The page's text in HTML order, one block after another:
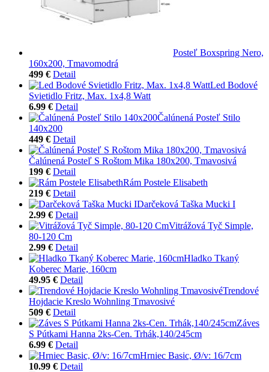
Posteľ Boxspring Nero,
160x200, Tmavomodrá
499 € Detail
Led Bodové
Svietidlo Fritz, Max. 1x4,8 Watt
6.99 € Detail
Čalúnená Posteľ Stilo
140x200
449 € Detail
Čalúnená Posteľ S Roštom Mika 180x200, Tmavosivá
199 € Detail
Rám Postele Elisabeth
219 € Detail
Darčeková Taška Mucki I
2.99 € Detail
Vitrážová Tyč Simple,
80-120 Cm
2.99 € Detail
Hladko Tkaný
Koberec Marie, 160cm
49.95 € Detail
Trendové
Hojdacie Kreslo Wohnling Tmavosivé
509 € Detail
Záves
S Pútkami Hanna 2ks-Cen. Trhák,140/245cm
6.99 € Detail
Hrniec Basic, Ø/v: 16/7cm
10.99 € Detail